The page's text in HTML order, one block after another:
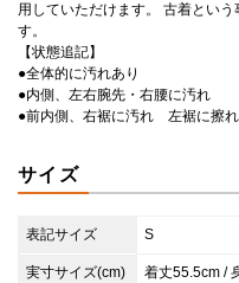
用していただけます。 古着とい
す。
【状態追記】
●全体的に汚れあり
●内側、左右腕先・右腰に汚れ
●前内側、右裾に汚れ 左裾に擦れ
サイズ
表記サイズ S
実寸サイズ(cm) 着丈55.5cm /